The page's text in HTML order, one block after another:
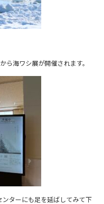
ら海ワシ展が開催されます。
ターにも足を延ばしてみて下